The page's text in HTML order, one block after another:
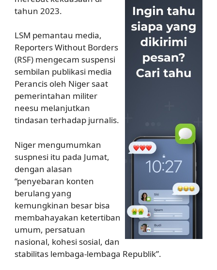
tahun 2023.
LSM pemantau media,
Reporters Without Borders
(RSF) mengecam suspensi
sembilan publikasi media
Perancis oleh Niger saat
pemerintahan militer
neesu melanjutkan
tindasan terhadap jurnalis.
Niger mengumumkan
suspnesi itu pada Jumat,
dengan alasan
“penyebaran konten
berulang yang
kemungkinan besar bisa
membahayakan ketertiban
umum, persatuan
nasional, kohesi sosial, dan
stabilitas lembaga-lembaga Republik”.